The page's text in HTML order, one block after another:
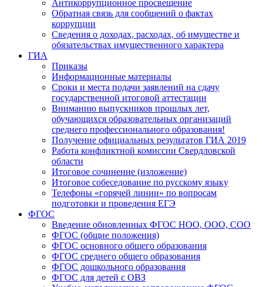
Антикоррупционное просвещение
Обратная связь для сообщений о фактах
коррупции
Сведения о доходах, расходах, об имуществе и
обязательствах имущественного характера
ГИА
Приказы
Информационные материалы
Сроки и места подачи заявлений на сдачу
государственной итоговой аттестации
Вниманию выпускников прошлых лет,
обучающихся образовательных организаций
среднего профессионального образования!
Получение официальных результатов ГИА 2019
Работа конфликтной комиссии Свердловской
области
Итоговое сочинение (изложение)
Итоговое собеседование по русскому языку
Телефоны «горячей линии» по вопросам
подготовки и проведения ЕГЭ
ФГОС
Введение обновленных ФГОС НОО, ООО, СОО
ФГОС (общие положения)
ФГОС основного общего образования
ФГОС среднего общего образования
ФГОС дошкольного образования
ФГОС для детей с ОВЗ